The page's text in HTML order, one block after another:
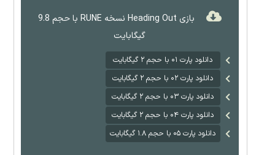
بازی Heading Out نسخه RUNE با حجم 9.8
گیگابایت
دانلود پارت ۰۱ با حجم ۲ گیگابایت
دانلود پارت ۰۲ با حجم ۲ گیگابایت
دانلود پارت ۰۳ با حجم ۲ گیگابایت
دانلود پارت ۰۴ با حجم ۲ گیگابایت
دانلود پارت ۰۵ با حجم ۱.۸ گیگابایت